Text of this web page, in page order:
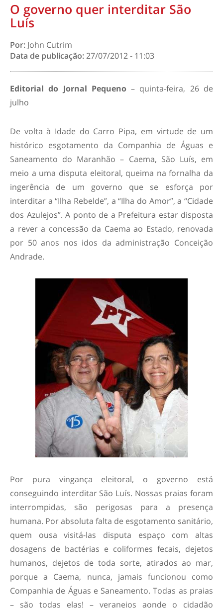
O governo quer interditar São
Luís
Por: John Cutrim
Data de publicação:27/07/2012 - 11:03
Editorial do Jornal Pequeno– quinta-feira, 26 de
julho
De volta à Idade do Carro Pipa, em virtude de um
histórico esgotamento da Companhia de Águas e
Saneamento do Maranhão – Caema, São Luís, em
meio a uma disputa eleitoral, queima na fornalha da
ingerência de um governo que se esforça por
interditar a “Ilha Rebelde”, a “Ilha do Amor”, a “Cidade
dos Azulejos”. A ponto de a Prefeitura estar disposta
a rever a concessão da Caema ao Estado, renovada
por 50 anos nos idos da administração Conceição
Andrade.
Por pura vingança eleitoral, o governo está
conseguindo interditar São Luís. Nossas praias foram
interrompidas, são perigosas para a presença
humana. Por absoluta falta de esgotamento sanitário,
quem ousa visitá-las disputa espaço com altas
dosagens de bactérias e coliformes fecais, dejetos
humanos, dejetos de toda sorte, atirados ao mar,
porque a Caema, nunca, jamais funcionou como
Companhia de Águas e Saneamento. Todas as praias
– são todas elas! – veraneios aonde o cidadão